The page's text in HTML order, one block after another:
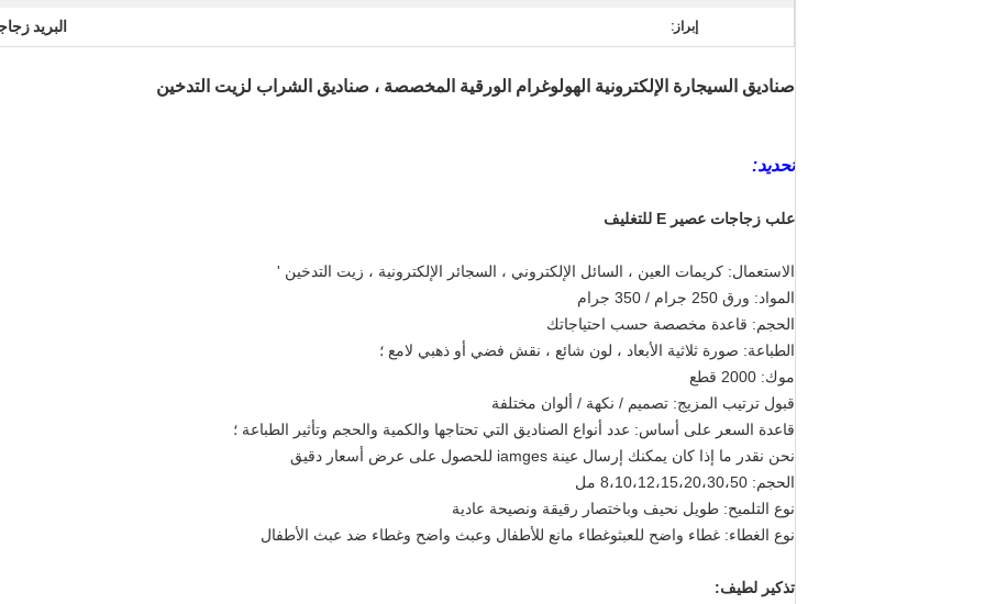
إبراز: البريد
صناديق السيجارة الإلكترونية الهولوغرام الورقية المخصصة ، صناديق الشراب لزيت التدخين
تحديد:
علب زجاجات عصير E للتغليف
الاستعمال: كريمات العين ، السائل الإلكتروني ، السجائر الإلكترونية ، زيت التدخين '
المواد: ورق 250 جرام / 350 جرام
الحجم: قاعدة مخصصة حسب احتياجاتك
الطباعة: صورة ثلاثية الأبعاد ، لون شائع ، نقش فضي أو ذهبي لامع ؛
موك: 2000 قطع
قبول ترتيب المزيج: تصميم / نكهة / ألوان مختلفة
قاعدة السعر على أساس: عدد أنواع الصناديق التي تحتاجها والكمية والحجم وتأثير الطباعة ؛
نحن نقدر ما إذا كان يمكنك إرسال عينة iamges للحصول على عرض أسعار دقيق
الحجم: 8،10،12،15،20،30،50 مل
نوع التلميح: طويل نحيف وباختصار رقيقة ونصيحة عادية
نوع الغطاء: غطاء واضح للعبثوغطاء مانع للأطفال وعبث واضح وغطاء ضد عبث الأطفال
تذكير لطيف: